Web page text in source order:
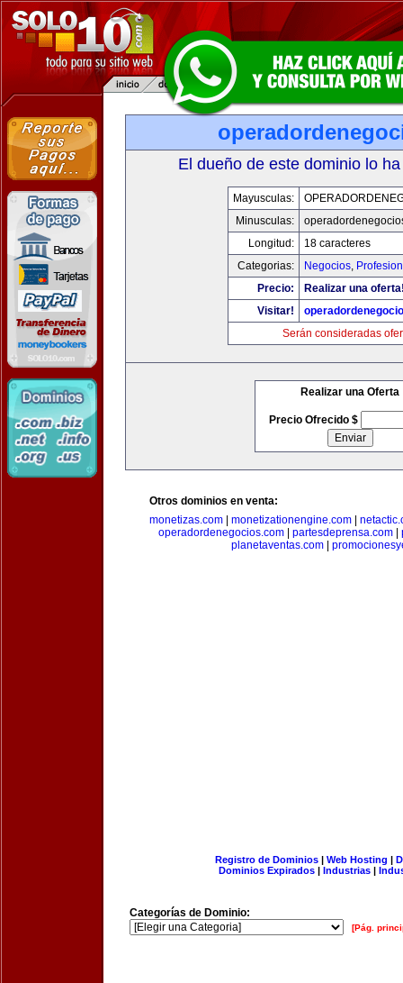
El dueño de este dominio lo
Mayusculas:
Minusculas:
Longitud:
18 caracteres
Categorias:
Negocios,
Precio:
Realizar una
Visitar!
Serán consideradas
Realizar una Oferta
Precio Ofrecido $
Otros dominios en venta:
monetizas.com
monetizationengine.com
operadordenegocios.com
partesdeprensa.com
planetaventas.com
Registro de Dominios| Web Hosting |
Dominios Expirados | Industrias |
Categorías de Dominio:
[Pág.